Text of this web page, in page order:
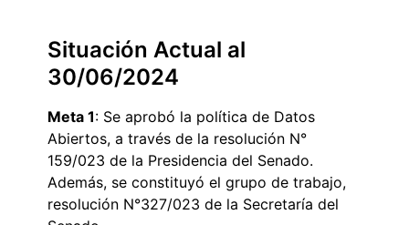
Situación Actual al
30/06/2024
Meta 1: Se aprobó la política de Datos
Abiertos, a través de la resolución N°
159/023 de la Presidencia del Senado.
Además, se constituyó el grupo de trabajo,
resolución N°327/023 de la Secretaría del